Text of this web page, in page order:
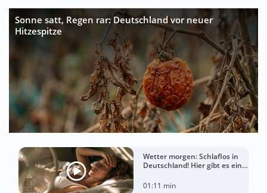
Sonne satt, Regen rar: Deutschland vor neuer
Hitzespitze
Wetter morgen: Schlaflos in
Deutschland! Hier gibt es eine
01:11 min